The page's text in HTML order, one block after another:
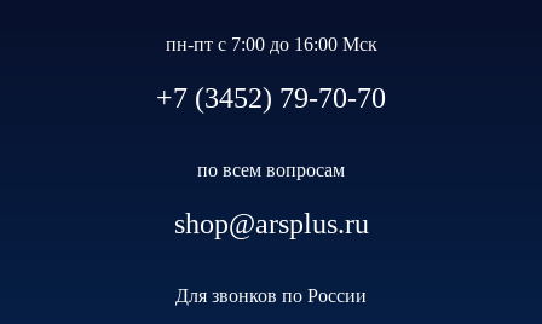
пн-пт с 7:00 до 16:00 Мск
+7 (3452) 79-70-70
по всем вопросам
shop@arsplus.ru
Для звонков по России